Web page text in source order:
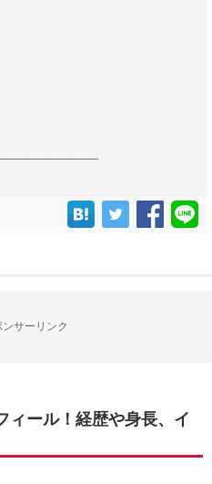
サーリンク
ィール！経歴や身長、イ